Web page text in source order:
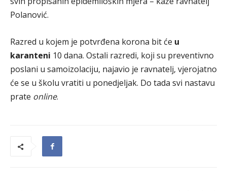
Polanović.
Razred u kojem je potvrđena korona bit će u
karanteni 10 dana. Ostali razredi, koji su preventivno
poslani u samoizolaciju, najavio je ravnatelj, vjerojatno
će se u školu vratiti u ponedjeljak. Do tada svi nastavu
prate online.